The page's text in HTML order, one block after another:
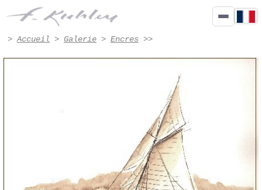
>Accueil > Galerie > Encres >>